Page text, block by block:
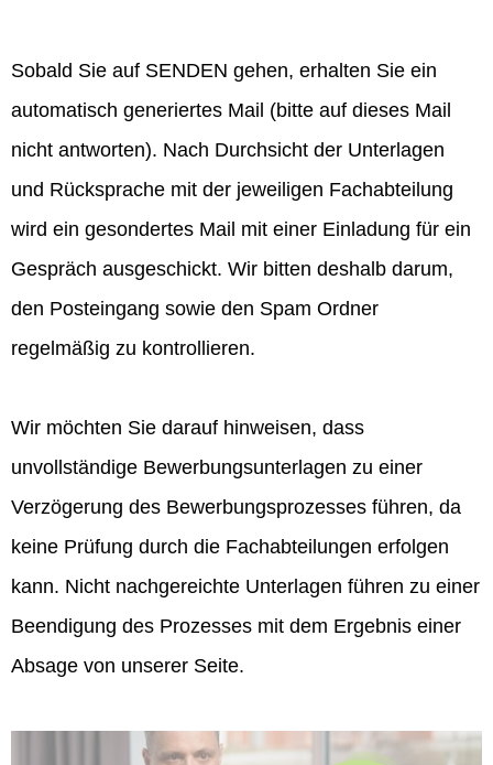
Sobald Sie auf SENDEN gehen, erhalten Sie ein
automatisch generiertes Mail (bitte auf dieses Mail
nicht antworten). Nach Durchsicht der Unterlagen
und Rücksprache mit der jeweiligen Fachabteilung
wird ein gesondertes Mail mit einer Einladung für ein
Gespräch ausgeschickt. Wir bitten deshalb darum,
den Posteingang sowie den Spam Ordner
regelmäßig zu kontrollieren.
Wir möchten Sie darauf hinweisen, dass
unvollständige Bewerbungsunterlagen zu einer
Verzögerung des Bewerbungsprozesses führen, da
keine Prüfung durch die Fachabteilungen erfolgen
kann. Nicht nachgereichte Unterlagen führen zu einer
Beendigung des Prozesses mit dem Ergebnis einer
Absage von unserer Seite.